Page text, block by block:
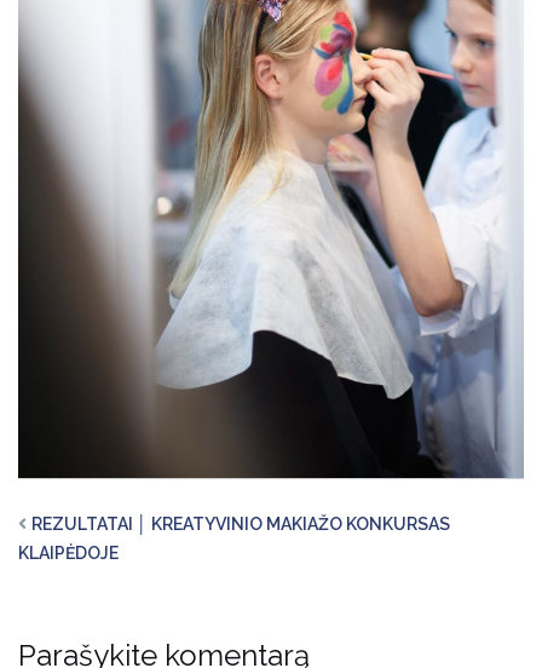
REZULTATAI │ KREATYVINIO MAKIAŽO KONKURSAS
KLAIPĖDOJE
Parašykite komentarą